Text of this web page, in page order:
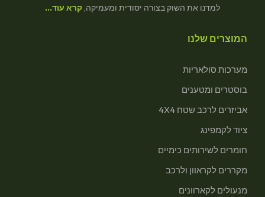
למדנו את השוק בצורה יסודית ומעמיקה, קרא עוד…
המוצרים שלנו
מערכות סולאריות
בוסטרים ומטענים
אביזרים לרכב שטח 4X4
ציוד לקמפינג
חומרים לשירותים כימיים
מקררים לקראוון ולרכב
מנעולים לקארוונים